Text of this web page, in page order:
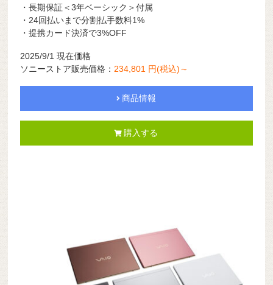
・長期保証＜3年ベーシック＞付属
・24回払いまで分割払手数料1%
・提携カード決済で3%OFF
2025/9/1 現在価格
ソニーストア販売価格： 234,801 円(税込)～
商品情報
購入する